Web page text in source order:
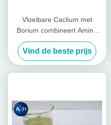
Vloeibare Caclium met
Borium combineert Amino
plus Bladmeststof op
Gebaseerd Aminozuur
Vind de beste prijs